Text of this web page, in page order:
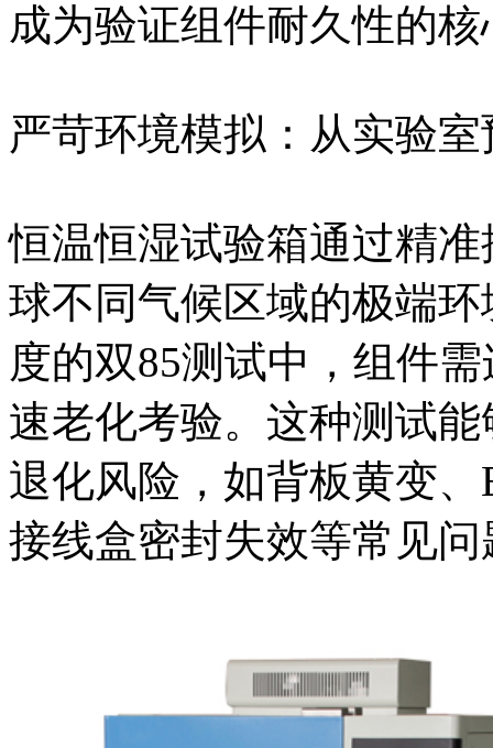
成为验证组件耐久性的
严苛环境模拟：从实验
恒温恒湿试验箱通过精
球不同气候区域的极端
度的双85测试中，组件
速老化考验。这种测试
退化风险，如背板黄变
接线盒密封失效等常见问